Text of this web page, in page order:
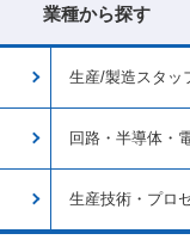
業種から探す
生産/製造スタッ
回路・半導体・
生産技術・プロ